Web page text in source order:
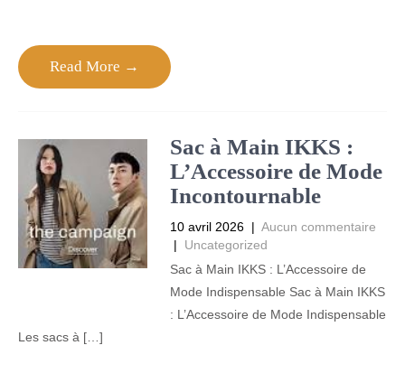
Read More →
Sac à Main IKKS :
L’Accessoire de Mode
Incontournable
10 avril 2026 | Aucun commentaire
| Uncategorized
Sac à Main IKKS : L’Accessoire de
Mode Indispensable Sac à Main IKKS
: L’Accessoire de Mode Indispensable
Les sacs à […]